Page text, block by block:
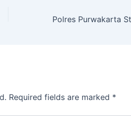
Required fields are marked *